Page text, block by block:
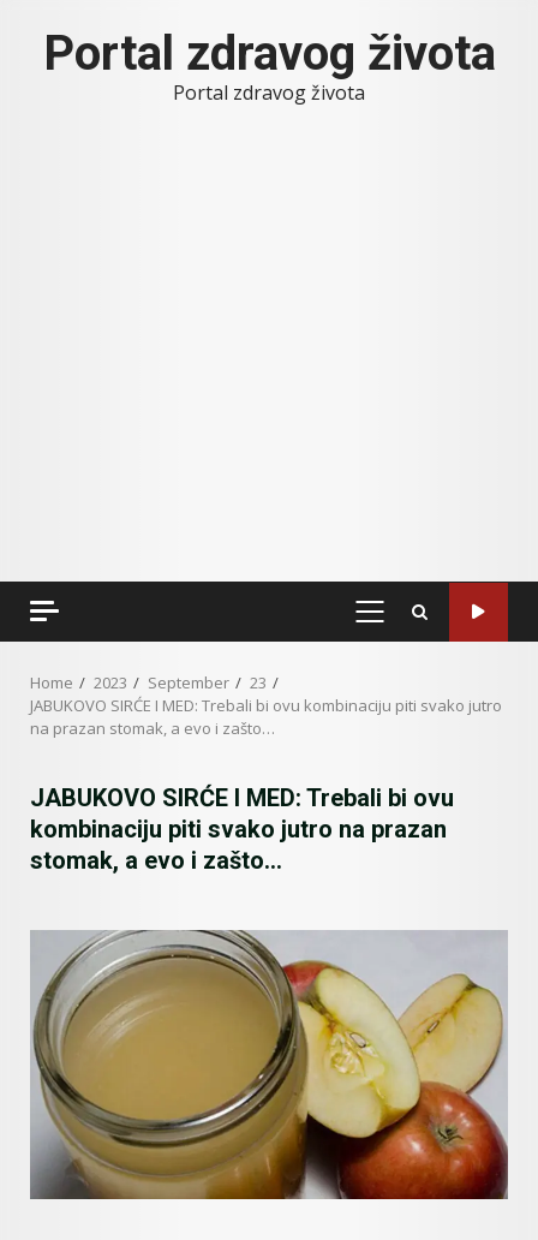
contentPortal zdravog života
Portal zdravog života
PRIMARY
Home 2023 September
23
JABUKOVO SIRĆE I MED: Trebali bi ovu kombinaciju piti svako jutro
na prazan stomak, a evo i zašto…
JABUKOVO SIRĆE I MED: Trebali bi ovu
kombinaciju piti svako jutro na prazan
stomak, a evo i zašto…